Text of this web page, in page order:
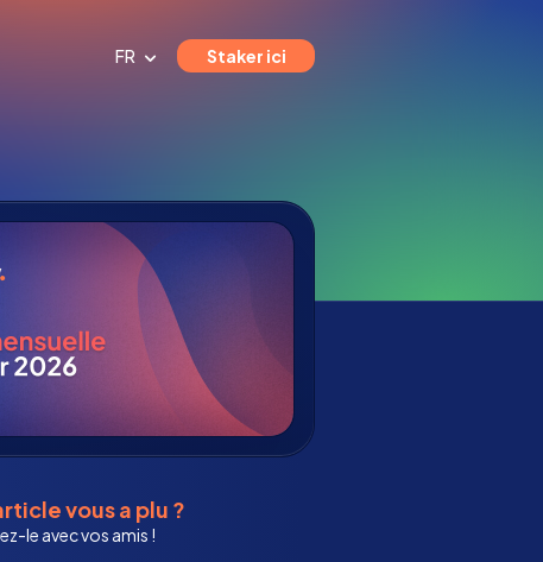
FR Staker ici
vous a plu ?
le avec vos amis !